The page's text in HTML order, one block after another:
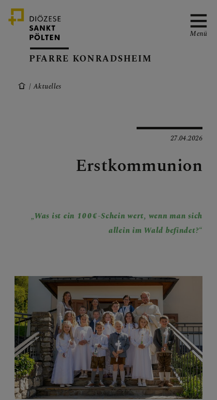
PFARRVERBAND-SEITE
GOTTESDIENSTORDNUN
AKTUELLES
TEAM
GESCHICHTE DER
PFARRE
PFARRE KONRADSHEIM
Menü
Aktuelles
27.04.2026
Erstkommunion
„Was ist ein 100€-Schein wert, wenn man sich
allein im Wald befindet?“